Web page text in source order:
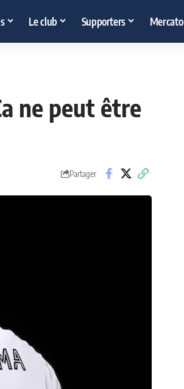
Le club Supporters Mercato
ne peut être
Partager